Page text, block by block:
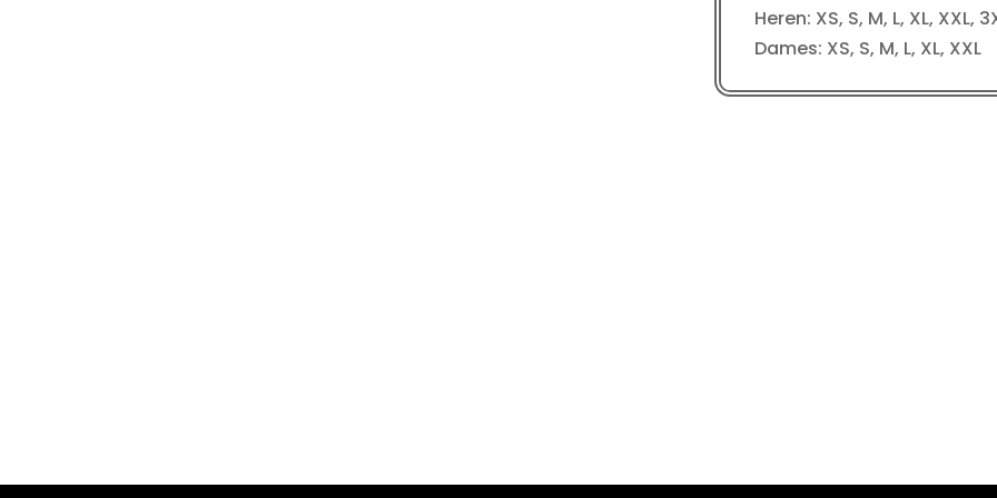
Heren: XS, S, M, L, XL, XXL,
Dames: XS, S, M, L, XL, XXL